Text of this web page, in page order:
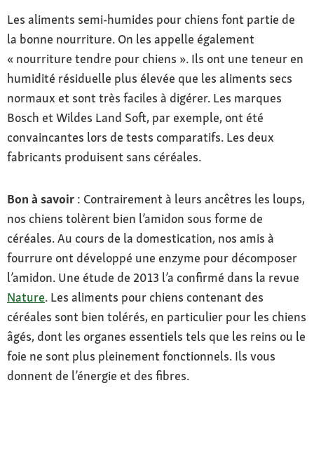
Les aliments semi-humides pour chiens font partie de
la bonne nourriture. On les appelle également
« nourriture tendre pour chiens ». Ils ont une teneur en
humidité résiduelle plus élevée que les aliments secs
normaux et sont très faciles à digérer. Les marques
Bosch et Wildes Land Soft, par exemple, ont été
convaincantes lors de tests comparatifs. Les deux
fabricants produisent sans céréales.
Bon à savoir : Contrairement à leurs ancêtres les loups,
nos chiens tolèrent bien l’amidon sous forme de
céréales. Au cours de la domestication, nos amis à
fourrure ont développé une enzyme pour décomposer
l’amidon. Une étude de 2013 l’a confirmé dans la revue
Nature. Les aliments pour chiens contenant des
céréales sont bien tolérés, en particulier pour les chiens
âgés, dont les organes essentiels tels que les reins ou le
foie ne sont plus pleinement fonctionnels. Ils vous
donnent de l’énergie et des fibres.